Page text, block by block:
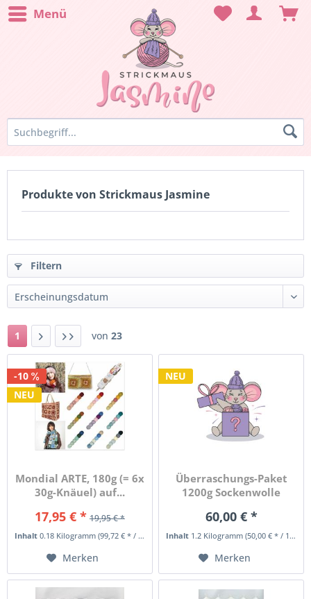
Menü
Produkte von Strickmaus Jasmine
Filtern
1 von 23
-10
NEU
Mondial ARTE, 180g (= 6x
30g-Knäuel) auf...
17,95 € * 19,95 € *
Inhalt0.18 Kilogramm(99,72 € * / 1 Kilogramm)
Merken
NEU
Überraschungs-Paket
1200g Sockenwolle
60,00 € *
Inhalt 1.2 Kilogramm(50,00 € * / 1 Kilogramm)
Merken